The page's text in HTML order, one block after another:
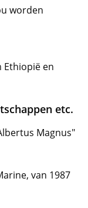
worden
Ethiopië en
etc.
Magnus"
van 1987